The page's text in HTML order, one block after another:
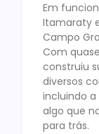
Em
Itamaraty
Campo
Com
construiu
diversos
incluindo
algo que
para trás.